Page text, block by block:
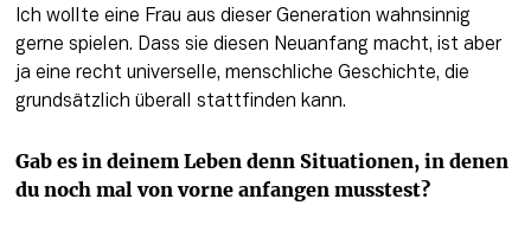
Ich wollte eine Frau aus dieser Generation wahnsinnig
gerne spielen. Dass sie diesen Neuanfang macht, ist aber
ja eine recht universelle, menschliche Geschichte, die
grundsätzlich überall stattfinden kann.
Gab es in deinem Leben denn Situationen, in denen
du noch mal von vorne anfangen musstest?